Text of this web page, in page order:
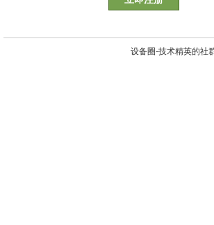
设备圈-技术精英的社